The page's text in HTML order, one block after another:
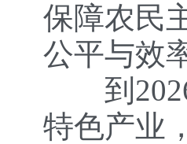
保障农民
公平与效
到2026
特色产业